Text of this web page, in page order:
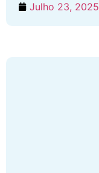
Julho 23, 2025